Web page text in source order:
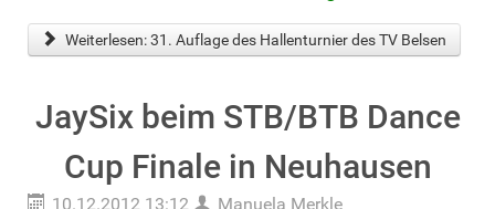
Weiterlesen: 31. Auflage des Hallenturnier des TV Belsen
JaySix beim STB/BTB Dance
Cup Finale in Neuhausen
10.12.2012 13:12 Manuela Merkle